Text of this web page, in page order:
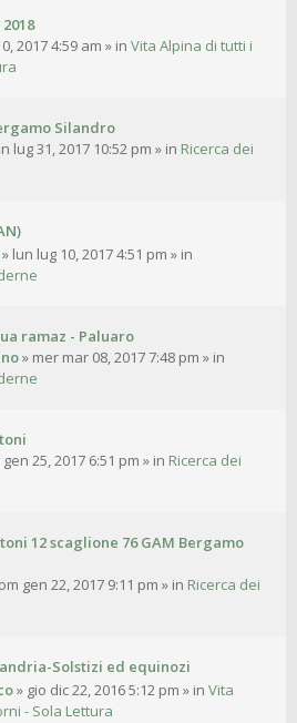
2017 4:59 am » in Vita Alpina di tutti i
Silandro
lug 31, 2017 10:52 pm » in Ricerca dei
lun lug 10, 2017 4:51 pm » in
ramaz - Paluaro
» mer mar 08, 2017 7:48 pm » in
25, 2017 6:51 pm » in Ricerca dei
12 scaglione 76 GAM Bergamo
gen 22, 2017 9:11 pm » in Ricerca dei
Solstizi ed equinozi
» gio dic 22, 2016 5:12 pm » in Vita
- Sola Lettura